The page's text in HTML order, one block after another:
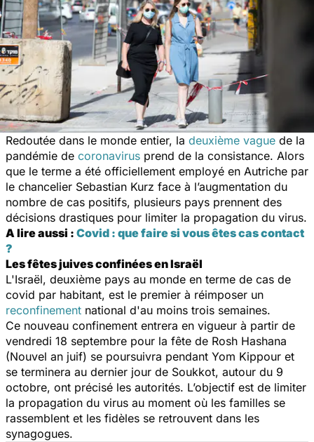
Redoutée dans le monde entier, la deuxième vague de la
pandémie de coronavirus prend de la consistance. Alors
que le terme a été officiellement employé en Autriche par
le chancelier Sebastian Kurz face à l’augmentation du
nombre de cas positifs, plusieurs pays prennent des
décisions drastiques pour limiter la propagation du virus.
A lire aussi : Covid : que faire si vous êtes cas contact
?
Les fêtes juives confinées en Israël
L'Israël, deuxième pays au monde en terme de cas de
covid par habitant, est le premier à réimposer un
reconfinement national d'au moins trois semaines.
Ce nouveau confinement entrera en vigueur à partir de
vendredi 18 septembre pour la fête de Rosh Hashana
(Nouvel an juif) se poursuivra pendant Yom Kippour et
se terminera au dernier jour de Soukkot, autour du 9
octobre, ont précisé les autorités. L’objectif est de limiter
la propagation du virus au moment où les familles se
rassemblent et les fidèles se retrouvent dans les
synagogues.